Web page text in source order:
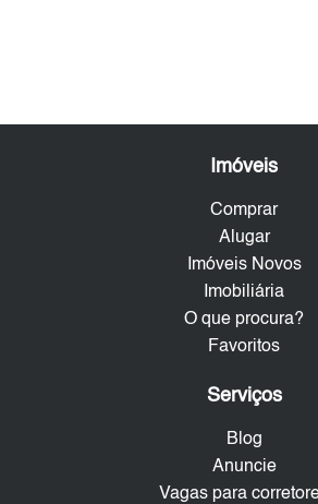
Imóveis
Comprar
Alugar
Imóveis Novos
Imobiliária
O que procura?
Favoritos
Serviços
Blog
Anuncie
Vagas para